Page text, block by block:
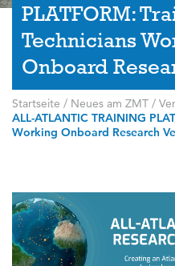
PLATFORM:
Technicians
Onboard
Startseite / Neues am ZMT /
ALL-ATLANTIC TRAINING
Working Onboard Research